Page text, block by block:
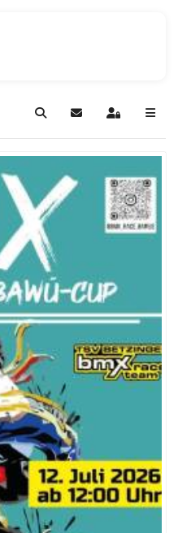
SearchUpdatesSign In